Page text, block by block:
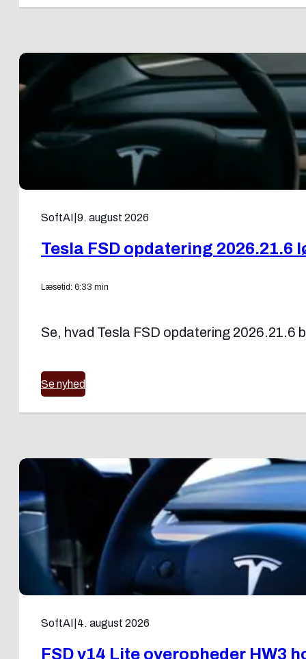
SoftAI 9. august 2026
Tesla FSD opdatering 2026.21.6
Læsetid: 6:33 min
Se, hvad Tesla FSD opdatering
Se nyhed
SoftAI 4. august 2026
FSD v14 Lite overopheder HW3